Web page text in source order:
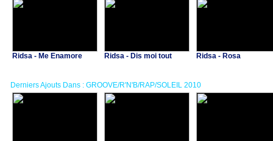
Ridsa - Me Enamore Ridsa - Dis moi tout Ridsa - Rosa
Derniers Ajouts Dans : GROOVE/R'N'B/RAP/SOLEIL 2010